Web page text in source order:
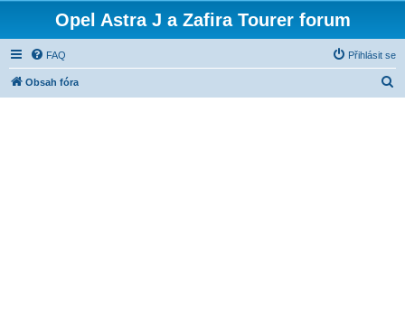
Opel Astra J a Zafira Tourer forum
FAQ Přihlásit se
Obsah fóra